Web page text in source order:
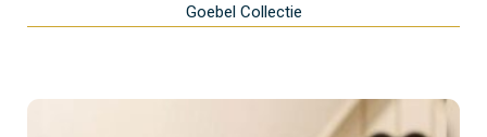
Goebel Collectie